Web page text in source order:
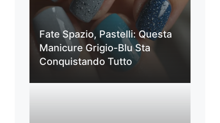
Fate Spazio, Pastelli: Questa
Manicure Grigio-Blu Sta
Conquistando Tutto